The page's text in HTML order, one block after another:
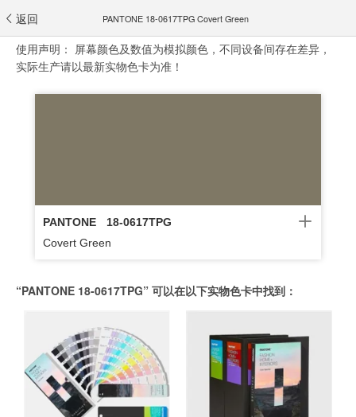
返回 PANTONE 18-0617TPG Covert Green
使用声明： 屏幕颜色及数值为模拟颜色，不同设备间存在差异，
实际生产请以最新实物色卡为准！
PANTONE
18-0617TPG
Covert Green
“PANTONE 18-0617TPG” 可以在以下实物色卡中找到：